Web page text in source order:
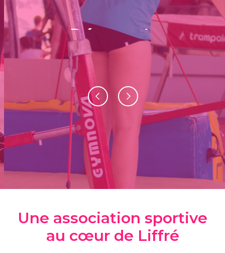
activités
En savoir plus
Une association sportive
au cœur de Liffré